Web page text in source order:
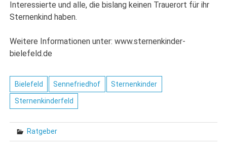
Interessierte und alle, die bislang keinen Trauerort für ihr
Sternenkind haben.
Weitere Informationen unter: www.sternenkinder-
bielefeld.de
Bielefeld Sennefriedhof Sternenkinder
Sternenkinderfeld
Ratgeber